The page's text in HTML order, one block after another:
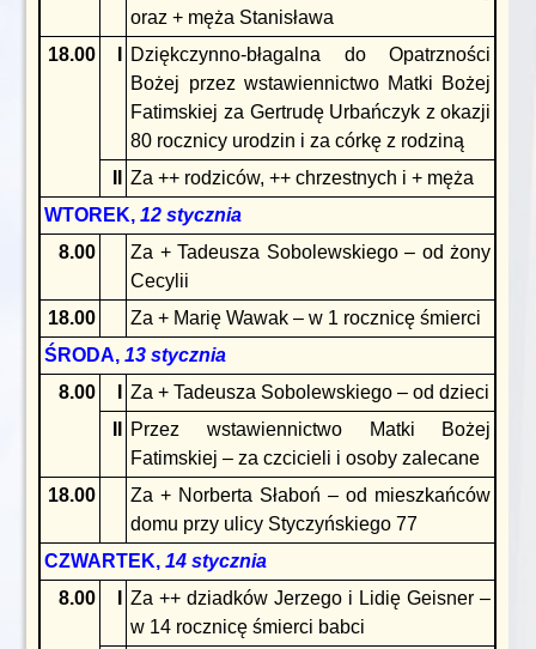
oraz + męża Stanisława
18.00
Dziękczynno-błagalna do Opatrzności
Bożej przez wstawiennictwo Matki Bożej
Fatimskiej za Gertrudę Urbańczyk z okazji
80 rocznicy urodzin i za córkę z rodziną
Za ++ rodziców, ++ chrzestnych i + męża
WTOREK,12 stycznia
8.00
Za + Tadeusza Sobolewskiego – od żony
Cecylii
18.00
Za + Marię Wawak – w 1 rocznicę śmierci
ŚRODA,13 stycznia
8.00
Za + Tadeusza Sobolewskiego – od dzieci
Przez wstawiennictwo Matki Bożej
Fatimskiej – za czcicieli i osoby zalecane
18.00
Za + Norberta Słaboń – od mieszkańców
domu przy ulicy Styczyńskiego 77
CZWARTEK,14 stycznia
8.00
Za ++ dziadków Jerzego i Lidię Geisner –
w 14 rocznicę śmierci babci